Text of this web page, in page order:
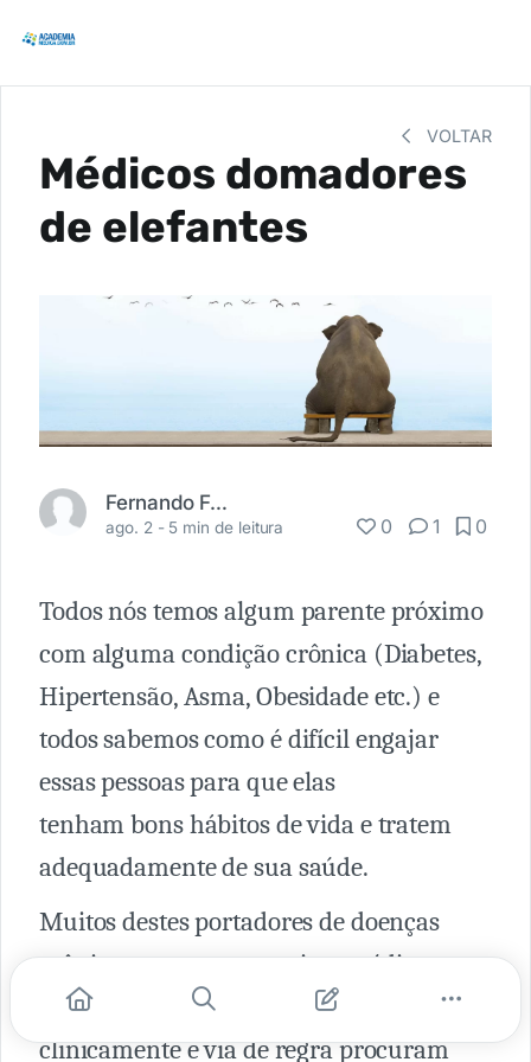
VOLTAR
Médicos domadores
de elefantes
Fernando Fernandes
ago. 2 - 5 min de leitura 0 1 0
Todos nós temos algum parente próximo
com alguma condição crônica (Diabetes,
Hipertensão, Asma, Obesidade etc.) e
todos sabemos como é difícil engajar
essas pessoas para que elas
tenham bons hábitos de vida e tratem
adequadamente de sua saúde.
Muitos destes portadores de doenças
crônicas procuram serviços médicos
somente quando estão descompensados
clinicamente e via de regra procuram